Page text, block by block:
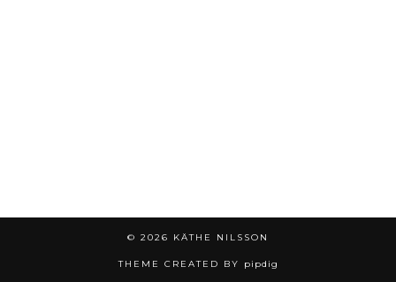
© 2026 KÄTHE NILSSON
THEME CREATED BY pipdig